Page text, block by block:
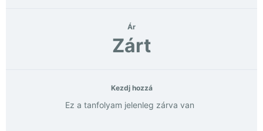
Ár
Zárt
Kezdj hozzá
Ez a tanfolyam jelenleg zárva van